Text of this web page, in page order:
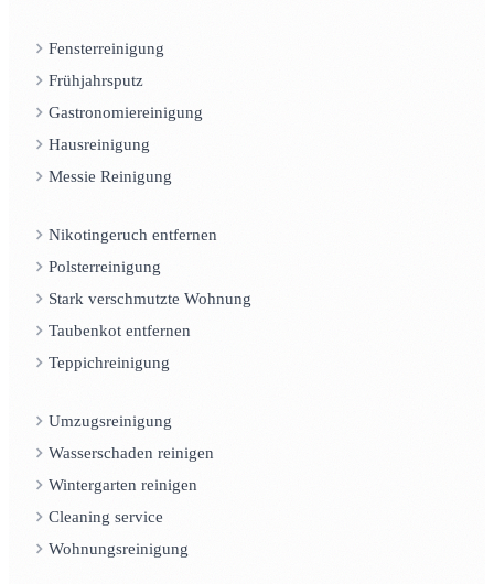
Fensterreinigung
Frühjahrsputz
Gastronomiereinigung
Hausreinigung
Messie Reinigung
Nikotingeruch entfernen
Polsterreinigung
Stark verschmutzte Wohnung
Taubenkot entfernen
Teppichreinigung
Umzugsreinigung
Wasserschaden reinigen
Wintergarten reinigen
Cleaning service
Wohnungsreinigung